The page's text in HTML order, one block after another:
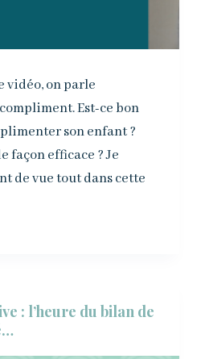
vidéo, on parle
Est-ce bon
son enfant ?
façon efficace ? Je
de vue tout dans cette
: l’heure du bilan de